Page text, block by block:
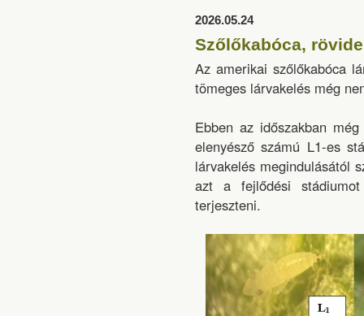
2026.05.24
Szőlőkabóca,
Az amerikai szőlőkabóca
tömeges lárvakelés még
Ebben az időszakban
elenyésző számú L1-es
lárvakelés megindulásától
azt a fejlődési
terjeszteni.